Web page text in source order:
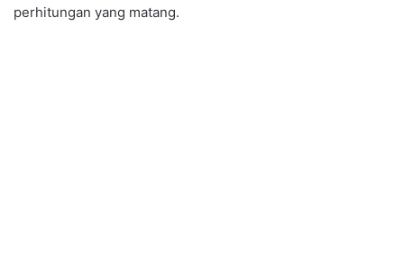
perhitungan yang matang.